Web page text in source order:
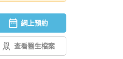
網上預約
查看醫生檔案